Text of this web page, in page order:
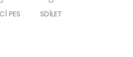
PES SDÍLET